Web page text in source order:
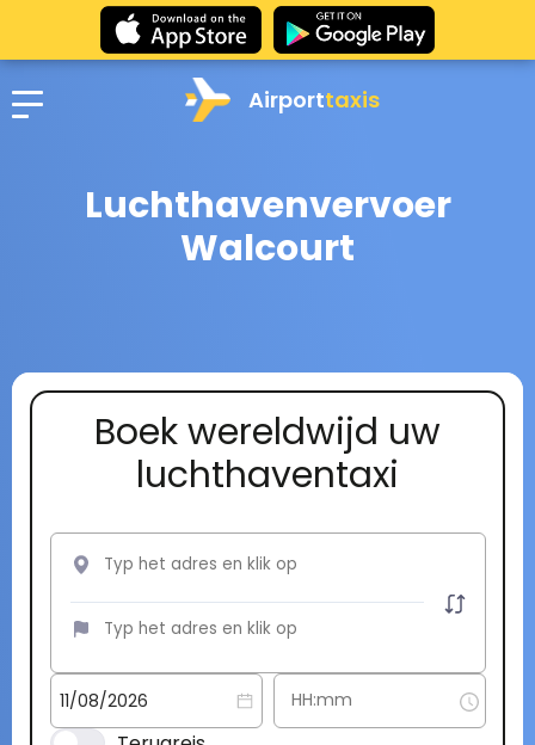
Airporttaxis
Luchthavenvervoer
Walcourt
Boek wereldwijd uw
luchthaventaxi